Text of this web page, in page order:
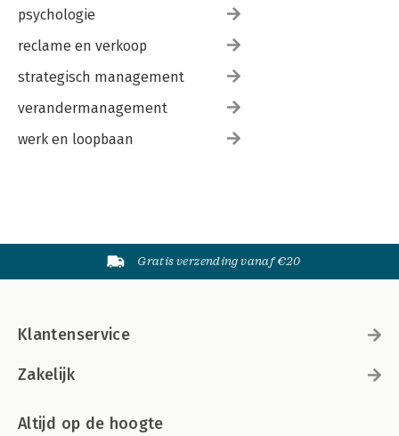
psychologie
reclame en verkoop
strategisch management
verandermanagement
werk en loopbaan
Gratis verzending vanaf €20
Klantenservice
Zakelijk
Altijd op de hoogte